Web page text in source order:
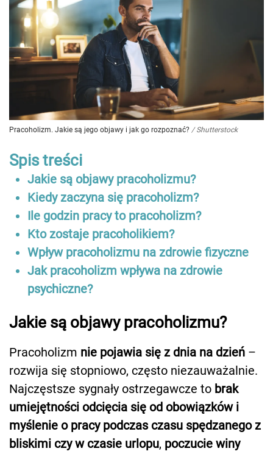
Pracoholizm. Jakie są jego objawy i jak go rozpoznać? / Shutterstock
Spis treści
Jakie są objawy pracoholizmu?
Kiedy zaczyna się pracoholizm?
Ile godzin pracy to pracoholizm?
Kto zostaje pracoholikiem?
Wpływ pracoholizmu na zdrowie fizyczne
Jak pracoholizm wpływa na zdrowie
psychiczne?
Jakie są objawy pracoholizmu?
Pracoholizm nie pojawia się z dnia na dzień –
rozwija się stopniowo, często niezauważalnie.
Najczęstsze sygnały ostrzegawcze to brak
umiejętności odcięcia się od obowiązków i
myślenie o pracy podczas czasu spędzanego z
bliskimi czy w czasie urlopu, poczucie winy